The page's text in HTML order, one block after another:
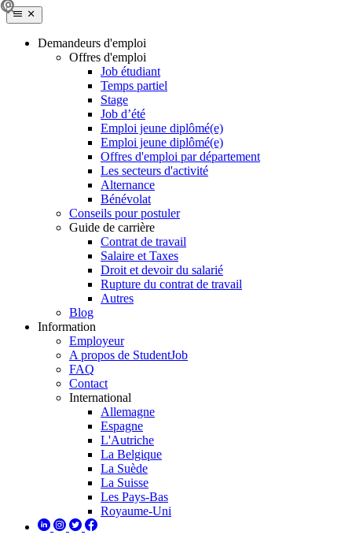
Demandeurs d'emploi
Offres d'emploi
Job étudiant
Temps partiel
Stage
Job d’été
Emploi jeune diplômé(e)
Emploi jeune diplômé(e)
Offres d'emploi par département
Les secteurs d'activité
Alternance
Bénévolat
Conseils pour postuler
Guide de carrière
Contrat de travail
Salaire et Taxes
Droit et devoir du salarié
Rupture du contrat de travail
Autres
Blog
Information
Employeur
A propos de StudentJob
FAQ
Contact
International
Allemagne
Espagne
L'Autriche
La Belgique
La Suède
La Suisse
Les Pays-Bas
Royaume-Uni